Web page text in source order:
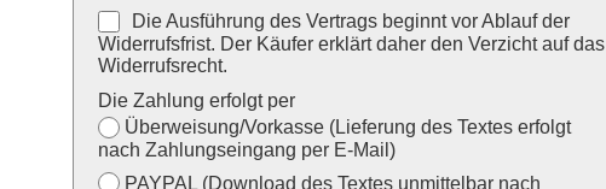
Die Ausführung des Vertrags beginnt vor Ablauf der
Widerrufsfrist. Der Käufer erklärt daher den Verzicht auf das
Widerrufsrecht.
Die Zahlung erfolgt per
Überweisung/Vorkasse (Lieferung des Textes erfolgt
nach Zahlungseingang per E-Mail)
PAYPAL (Download des Textes unmittelbar nach